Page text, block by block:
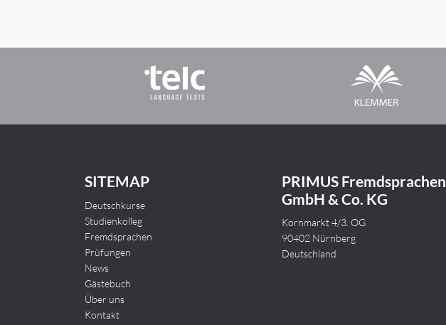
SITEMAP
Deutschkurse
Studienkolleg
Fremdsprachen
Prüfungen
News
Gästebuch
Über uns
Kontakt
PRIMUS Fremdsprachen
GmbH & Co. KG
Kornmarkt 4/3. OG
90402 Nürnberg
Deutschland